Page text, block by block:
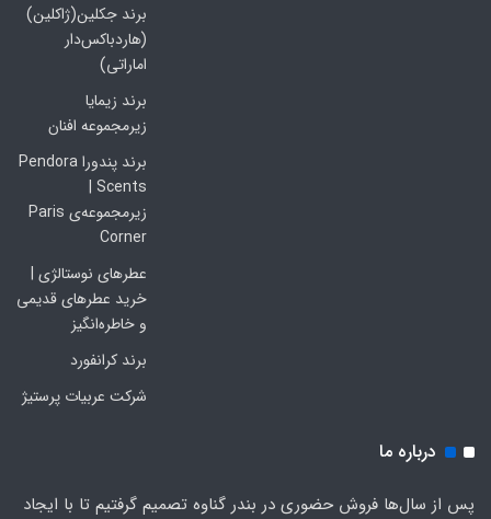
برند جکلین(ژاکلین)
(هاردباکس‌دار
اماراتی)
برند زیمایا
زیرمجموعه افنان
برند پندورا Pendora
Scents |
زیرمجموعه‌ی Paris
Corner
عطرهای نوستالژی |
خرید عطرهای قدیمی
و خاطره‌انگیز
برند کرانفورد
شرکت عربیات پرستیژ
درباره ما
پس از سال‌ها فروش حضوری در بندر گناوه تصمیم گرفتیم تا با ایجاد